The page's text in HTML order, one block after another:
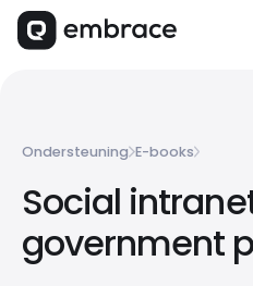
Ondersteuning E-books
Social
government